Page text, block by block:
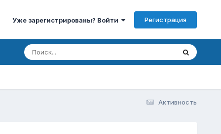
Уже зарегистрированы? Войти Регистрация
Активность